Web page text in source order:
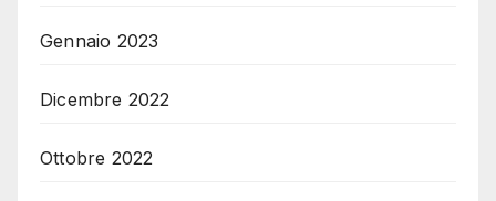
Gennaio 2023
Dicembre 2022
Ottobre 2022